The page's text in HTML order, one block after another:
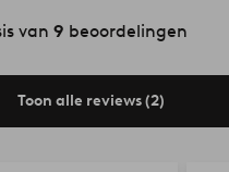
van 9 beoordelingen
Toon alle reviews (2)